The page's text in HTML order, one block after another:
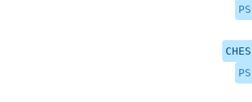
PS
CHES
PS